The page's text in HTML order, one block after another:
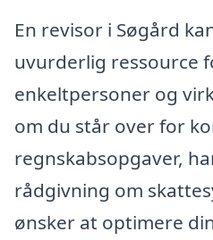
En revisor i Søgård
uvurderlig ressource
enkeltpersoner og
om du står over for
regnskabsopgaver,
rådgivning om
ønsker at optimere